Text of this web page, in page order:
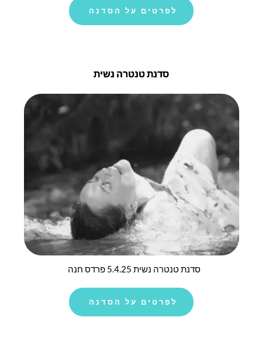
לפרטים על הסדנה
סדנת טנטרה נשית
סדנת טנטרה נשית 5.4.25 פרדס חנה
לפרטים על הסדנה